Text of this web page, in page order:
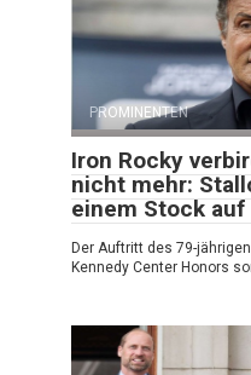
PROMINENTEN
Iron Rocky
nicht mehr:
einem Stock
Der Auftritt des 79-
Kennedy Center Honors